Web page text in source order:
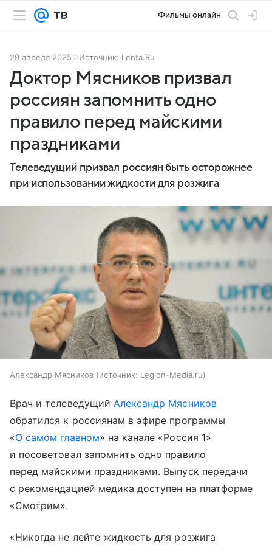
Фильмы онлайн
29 апреля 2025 Источник: Lenta.Ru
Доктор Мясников призвал
россиян запомнить одно
правило перед майскими
праздниками
Телеведущий призвал россиян быть осторожнее
при использовании жидкости для розжига
Александр Мясников источник: Legion-Media.ru
Врач и телеведущий Александр Мясников
обратился к россиянам в эфире программы
«О самом главном» на канале «Россия 1»
и посоветовал запомнить одно правило
перед майскими праздниками. Выпуск передачи
с рекомендацией медика доступен на платформе
«Смотрим».
«Никогда не лейте жидкость для розжига